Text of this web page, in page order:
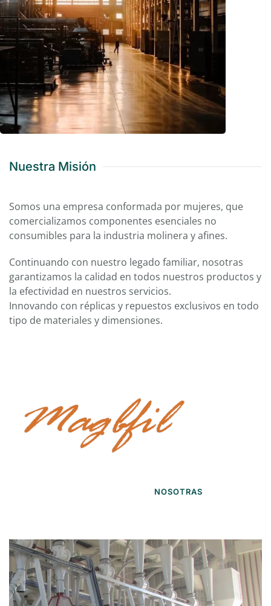
Nuestra Misión
Somos una empresa conformada por mujeres, que
comercializamos componentes esenciales no
consumibles para la industria molinera y afines.
Continuando con nuestro legado familiar, nosotras
garantizamos la calidad en todos nuestros productos y
la efectividad en nuestros servicios.
Innovando con réplicas y repuestos exclusivos en todo
tipo de materiales y dimensiones.
NOSOTRAS